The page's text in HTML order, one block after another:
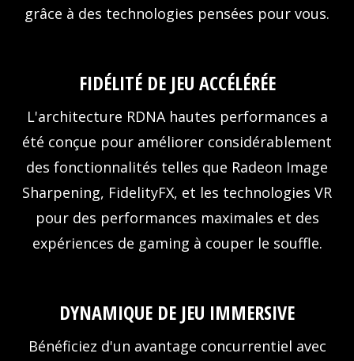
grâce à des technologies pensées pour vous.
FIDÉLITÉ DE JEU ACCÉLÉRÉE
L'architecture RDNA hautes performances a
été conçue pour améliorer considérablement
des fonctionnalités telles que Radeon Image
Sharpening, FidelityFX, et les technologies VR
pour des performances maximales et des
expériences de gaming à couper le souffle.
DYNAMIQUE DE JEU IMMERSIVE
Bénéficiez d'un avantage concurrentiel avec